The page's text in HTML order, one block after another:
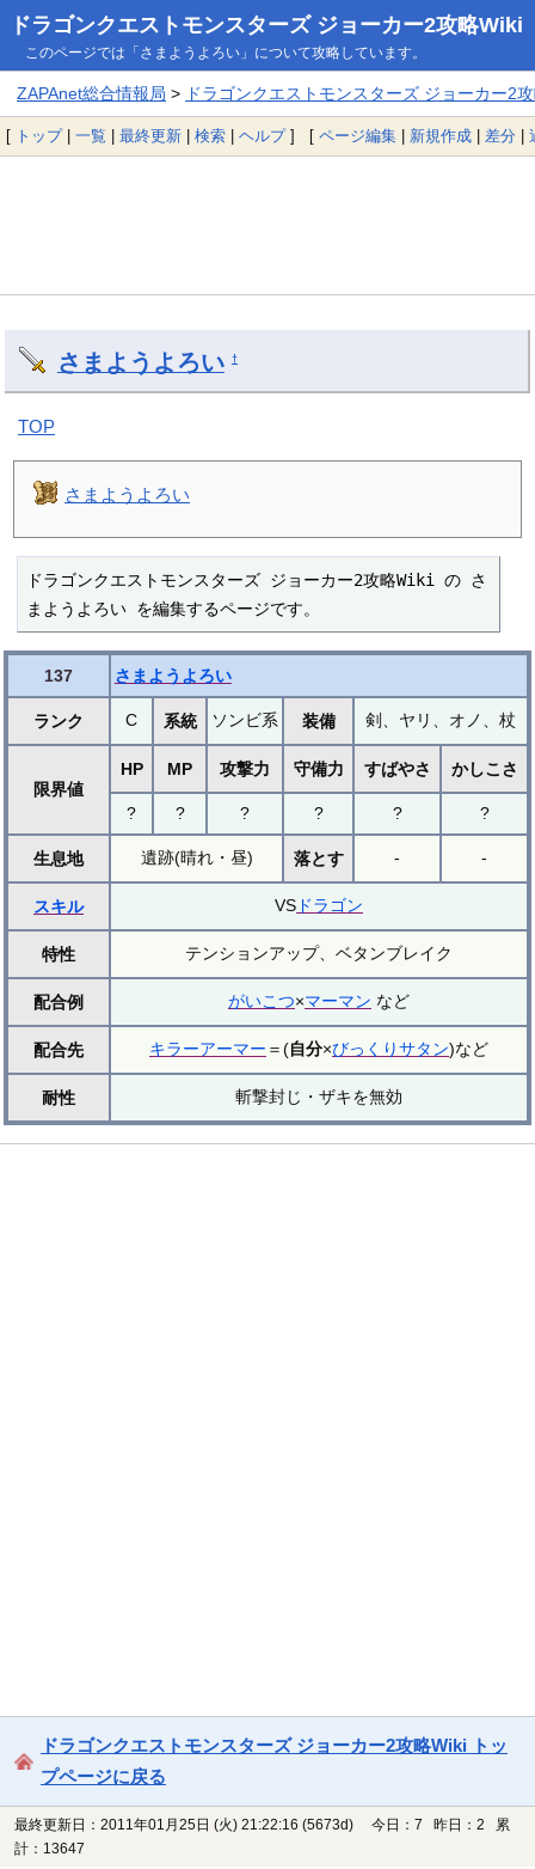
ドラゴンクエストモンスターズ ジョーカー2攻略Wiki
このページでは「さまようよろい」について攻略しています。
ZAPAnet総合情報局 > ドラゴンクエストモンスターズ ジョーカー2
[ トップ| 一覧 | 最終更新 | 検索 | ヘルプ] [ ページ編集 | 新規作成 | 差分 |
さまようよろい †
TOP
さまようよろい
ドラゴンクエストモンスターズ ジョーカー2攻略Wiki の さ
まようよろい を編集するページです。
137 さまようよろい
ランク C 系統 ソンビ系 装備 剣、ヤリ、オノ、杖
限界値
HP MP 攻撃力 守備力 すばやさ かしこさ
? ? ? ? ? ?
生息地 遺跡(晴れ・昼) 落とす - -
スキル VS ドラゴン
特性 テンションアップ、ベタンブレイク
配合例 がいこつ×マーマン など
配合先 キラーアーマー ＝(自分×びっくりサタン)など
耐性 斬撃封じ・ザキを無効
ドラゴンクエストモンスターズ ジョーカー2攻略Wiki トッ
プページに戻る
最終更新日：2011年01月25日 (火) 21:22:16 (5673d)
今日：7 昨日：2 累
計：13647